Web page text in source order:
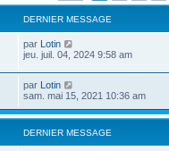
DERNIER MESSAGE
par Lotin
jeu. juil. 04, 2024 9:58 am
par Lotin
sam. mai 15, 2021 10:36 am
DERNIER MESSAGE